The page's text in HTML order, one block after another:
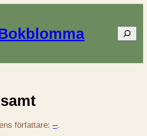
Sök
författare:–.